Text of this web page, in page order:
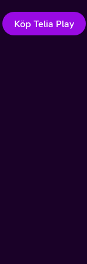
Köp Telia Play